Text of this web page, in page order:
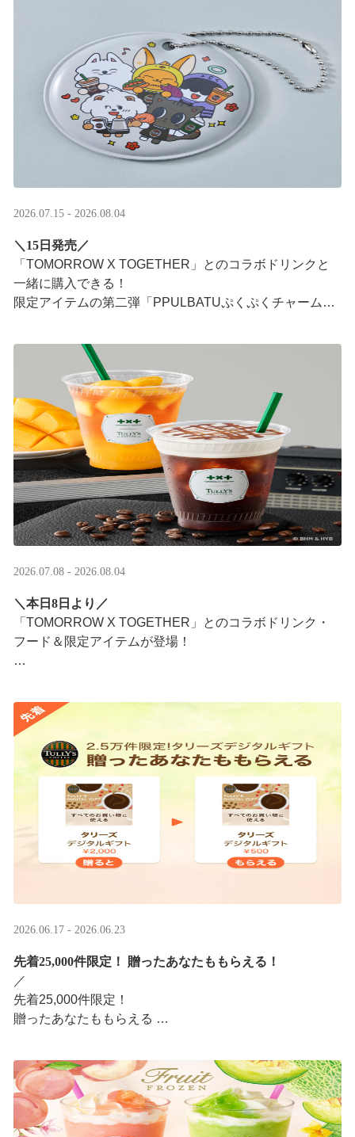
2026.07.15 - 2026.08.04
＼15日発売／
「TOMORROW X TOGETHER」とのコラボドリンクと
一緒に購入できる！​
限定アイテムの第二弾「PPULBATUぷくぷくチャーム」​
2026.07.08 - 2026.08.04
＼本日8日より／
「TOMORROW X TOGETHER」とのコラボドリンク・
フード＆限定アイテムが登場！
2026.06.17 - 2026.06.23
先着25,000件限定！​ 贈ったあなたももらえる！
／ ​
先着25,000件限定！​
贈ったあなたももらえる ​
LINEギフト限定！タリーズデジタルギフト2,000円分を贈
ると、自分も500円分のデジタルギフトがもらえるキャン
ペーンがスタ ···